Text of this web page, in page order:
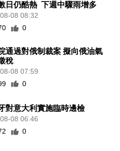
日仍酷熱 下週中驟雨增多
08 08:32
0
通過對俄制裁案 擬向俄油氣
稅
08 07:59
0
對意大利實施臨時邊檢
08 06:46
0